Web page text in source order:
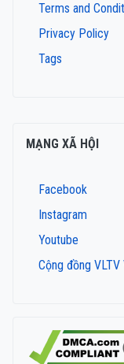
Terms and
Privacy Policy
Tags
MẠNG XÃ HỘI
Facebook
Instagram
Youtube
Cộng đồng